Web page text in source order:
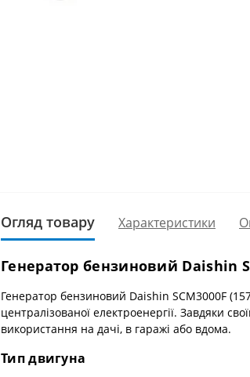
Огляд товару Характеристики
Генератор бензиновий Daishin
Генератор бензиновий Daishin SCM3000F
централізованої електроенергії. Завдяки
використання на дачі, в гаражі або вдома.
Тип двигуна